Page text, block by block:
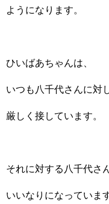
ようになります。
ひいばあちゃんは、
いつも八千代さんに対
厳しく接しています。
それに対する八千代さ
いいなりになっていま